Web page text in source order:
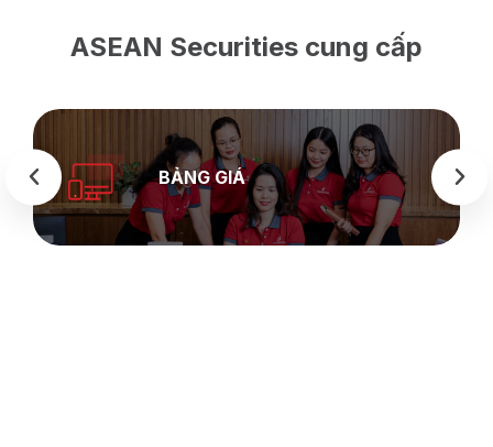
ASEAN Securities cung cấp
BẢNG GIÁ